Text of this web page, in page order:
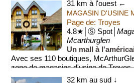
31 km à l'ouest ←
MAGASIN D'USINE
Page de: Troyes
4.8★│Ⓢ Spot│
Mcarthurglen
Un mall à
Avec ses 110 boutiques,
zone de magasins d'usine de
élégante. Les boutiques sont
32 km au sud ↓